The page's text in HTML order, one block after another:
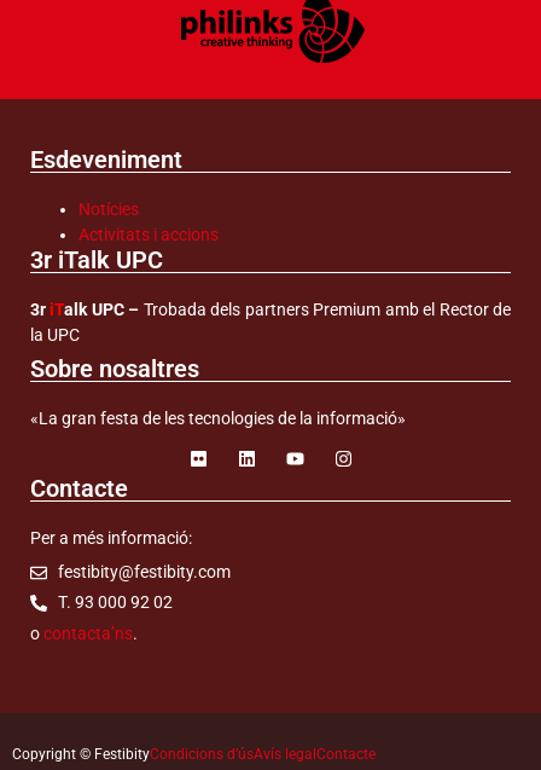
Esdeveniment
Notícies
Activitats i accions
3r iTalk UPC
3r iTalk UPC – Trobada dels partners Premium amb el Rector de
la UPC
Sobre nosaltres
«La gran festa de les tecnologies de la informació»
Contacte
Per a més informació:
festibity@festibity.com
T. 93 000 92 02
ocontacta’ns.
Copyright © FestibityCondicions d’úsAvís legalContacte